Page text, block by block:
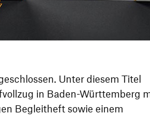
Unter diesem Titel
in Baden-Württemberg
Begleitheft sowie einem